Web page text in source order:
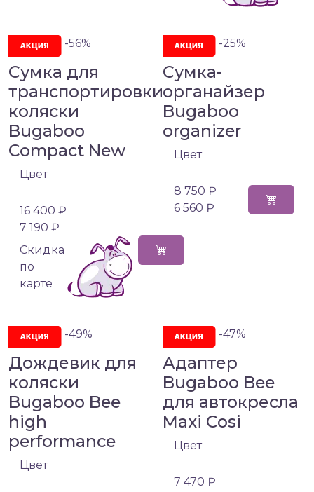
-56%
Сумка для
транспортировки
коляски
Bugaboo
Compact New
Цвет
16 400 ₽
7 190 ₽
Cкидка
по
карте
-25%
Сумка-
органайзер
Bugaboo
organizer
Цвет
8 750 ₽
6 560 ₽
-49%
Дождевик для
коляски
Bugaboo Bee
high
performance
Цвет
-47%
Адаптер
Bugaboo Bee
для автокресла
Maxi Cosi
Цвет
7 470 ₽